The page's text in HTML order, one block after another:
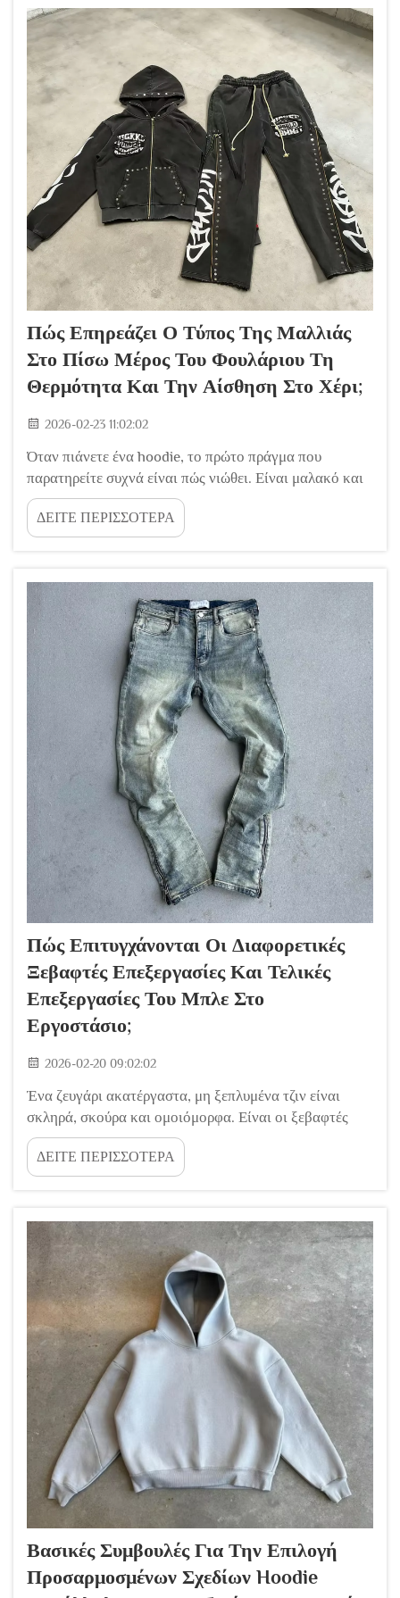
είναι περισσότερο...
Πώς Επηρεάζει Ο Τύπος Της Μαλλιάς
Στο Πίσω Μέρος Του Φουλάριου Τη
Θερμότητα Και Την Αίσθηση Στο Χέρι;
2026-02-23 11:02:02
Όταν πιάνετε ένα hoodie, το πρώτο πράγμα που
παρατηρείτε συχνά είναι πώς νιώθει. Είναι μαλακό και
πυκνό στο δέρμα σας; Ή είναι λείο και πιο δομημένο;
Και όταν το φοράτε σε ένα δροσερό μέρα, ανακαλύπτετε
γρήγορα πόσο ζεστό σας κρατά. Το μυστικό...
ΔΕΙΤΕ ΠΕΡΙΣΣΟΤΕΡΑ
Πώς Επιτυγχάνονται Οι Διαφορετικές
Ξεβαφτές Επεξεργασίες Και Τελικές
Επεξεργασίες Του Μπλε Στο
Εργοστάσιο;
2026-02-20 09:02:02
Ένα ζευγάρι ακατέργαστα, μη ξεπλυμένα τζιν είναι
σκληρά, σκούρα και ομοιόμορφα. Είναι οι ξεβαφτές
επεξεργασίες και οι τελικές επεξεργασίες που
εφαρμόζονται στο εργοστάσιο και μετατρέπουν τα τζιν
σε μαλακά, φορημένα και γεμάτα χαρακτήρα ενδύματα
μετατραπεί σε παλιωμένο, ανοιχτό μπλε. Αυτό το...
ΔΕΙΤΕ ΠΕΡΙΣΣΟΤΕΡΑ
Βασικές Συμβουλές Για Την Επιλογή
Προσαρμοσμένων Σχεδίων Hoodie